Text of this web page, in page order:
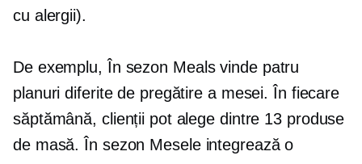
cu alergii).
De exemplu, În sezon Meals vinde patru
planuri diferite de pregătire a mesei. În fiecare
săptămână, clienții pot alege dintre 13 produse
de masă. În sezon Mesele integrează o